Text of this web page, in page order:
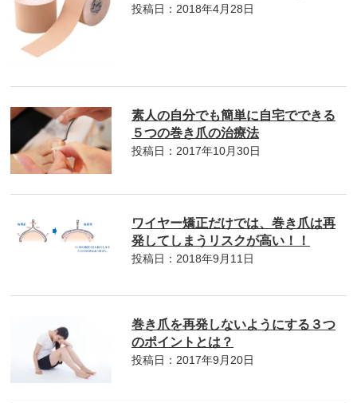
投稿日：2018年4月28日
素人の自分でも簡単に自宅でできる
５つの巻き爪の治療法
投稿日：2017年10月30日
ワイヤー矯正だけでは、巻き爪は再
発してしまうリスクが高い！！
投稿日：2018年9月11日
巻き爪を再発しないようにする３つ
のポイントとは？
投稿日：2017年9月20日